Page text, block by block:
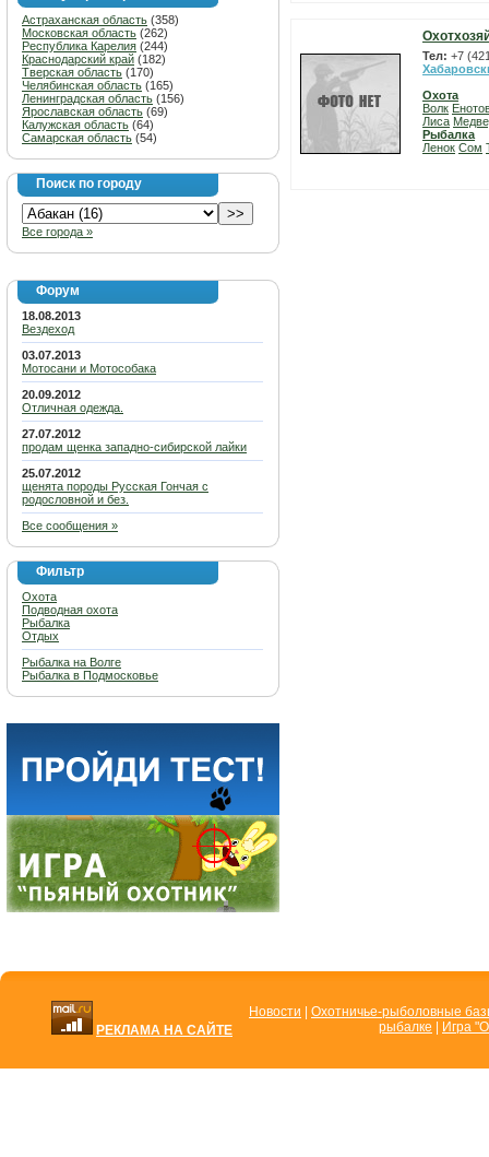
Астраханская область (358)
Московская область (262)
Республика Карелия (244)
Краснодарский край (182)
Тверская область (170)
Челябинская область (165)
Ленинградская область (156)
Ярославская область (69)
Калужская область (64)
Самарская область (54)
Поиск по городу
Все города »
Форум
18.08.2013
Вездеход
03.07.2013
Мотосани и Мотособака
20.09.2012
Отличная одежда.
27.07.2012
продам щенка западно-сибирской лайки
25.07.2012
щенята породы Русская Гончая с
родословной и без.
Все сообщения »
Фильтр
Охота
Подводная охота
Рыбалка
Отдых
Рыбалка на Волге
Рыбалка в Подмосковье
Тел: +7
Охота
Волк
Лиса
Рыбалка
Ленок Сом
РЕКЛАМА НА САЙТЕ
Новости
Охотничье-рыболовные
рыбалке
Игра